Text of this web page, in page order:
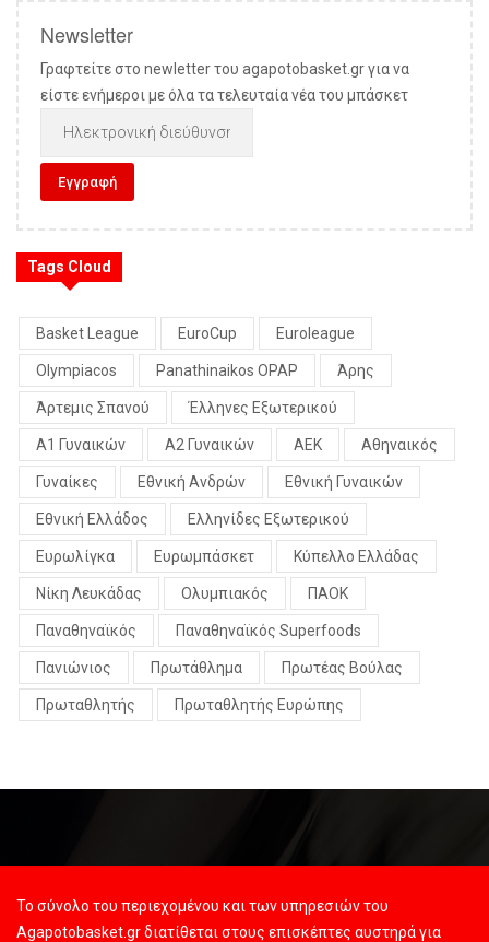
Newsletter
Γραφτείτε στο newletter του agapotobasket.gr για να
είστε ενήμεροι με όλα τα τελευταία νέα του μπάσκετ
Tags Cloud
Basket League EuroCup Euroleague
Olympiacos Panathinaikos OPAP Άρης
Άρτεμις Σπανού Έλληνες Εξωτερικού
Α1 Γυναικών Α2 Γυναικών ΑΕΚ Αθηναικός
Γυναίκες Εθνική Ανδρών Εθνική Γυναικών
Εθνική Ελλάδος Ελληνίδες Εξωτερικού
Ευρωλίγκα Ευρωμπάσκετ Κύπελλο Ελλάδας
Νίκη Λευκάδας Ολυμπιακός ΠΑΟΚ
Παναθηναϊκός Παναθηναϊκός Superfoods
Πανιώνιος Πρωτάθλημα Πρωτέας Βούλας
Πρωταθλητής Πρωταθλητής Ευρώπης
Το σύνολο του περιεχομένου και των υπηρεσιών του
Agapotobasket.gr διατίθεται στους επισκέπτες αυστηρά για